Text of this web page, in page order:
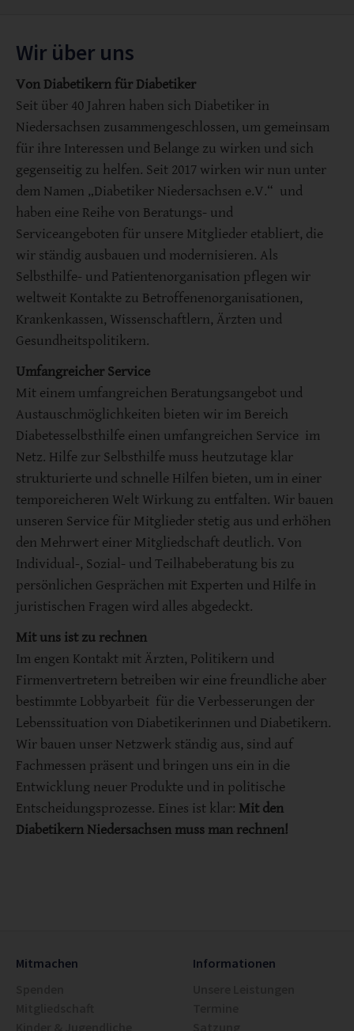
Wir über uns
Von Diabetikern für Diabetiker
Seit über 40 Jahren haben sich Diabetiker in
Niedersachsen zusammengeschlossen, um gemeinsam
für ihre Interessen und Belange zu wirken und sich
gegenseitig zu helfen. Seit 2017 wirken wir nun unter
dem Namen „Diabetiker Niedersachsen e.V.“ und
haben eine Reihe von Beratungs- und
Serviceangeboten für unsere Mitglieder etabliert, die
wir ständig ausbauen und modernisieren. Als
Selbsthilfe- und Patientenorganisation pflegen wir
weltweit Kontakte zu Betroffenenorganisationen,
Krankenkassen, Wissenschaftlern, Ärzten und
Gesundheitspolitikern.
Umfangreicher Service
Mit einem umfangreichen Beratungsangebot und
Austauschmöglichkeiten bieten wir im Bereich
Diabetesselbsthilfe einen umfangreichen Service im
Netz. Hilfe zur Selbsthilfe muss heutzutage klar
strukturierte und schnelle Hilfen bieten, um in einer
temporeicheren Welt Wirkung zu entfalten. Wir bauen
unseren Service für Mitglieder stetig aus und erhöhen
den Mehrwert einer Mitgliedschaft deutlich. Von
Individual-, Sozial- und Teilhabeberatung bis zu
persönlichen Gesprächen mit Experten und Hilfe in
juristischen Fragen wird alles abgedeckt.
Mit uns ist zu rechnen
Im engen Kontakt mit Ärzten, Politikern und
Firmenvertretern betreiben wir eine freundliche aber
bestimmte Lobbyarbeit für die Verbesserungen der
Lebenssituation von Diabetikerinnen und Diabetikern.
Wir bauen unser Netzwerk ständig aus, sind auf
Fachmessen präsent und bringen uns ein in die
Entwicklung neuer Produkte und in politische
Entscheidungsprozesse. Eines ist klar: Mit den
Diabetikern Niedersachsen muss man rechnen!
Mitmachen
Informationen